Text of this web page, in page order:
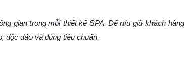
gian trong mỗi thiết kế SPA. Để níu giữ khách
độc đáo và đúng tiêu chuẩn.